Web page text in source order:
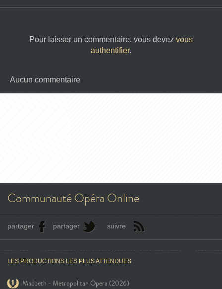
Pour laisser un commentaire, vous devez vous
authentifier.
Aucun commentaire
Communauté Opéra Online
partager partager suivre
LES PRODUCTIONS LES PLUS ATTENDUES
Macbeth - Metropolitan Opera (2026)